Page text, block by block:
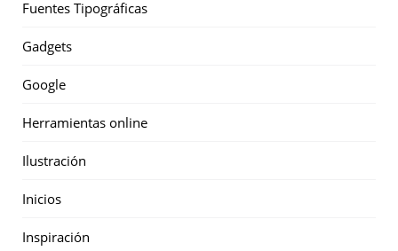
Fuentes Tipográficas
Gadgets
Google
Herramientas online
Ilustración
Inicios
Inspiración